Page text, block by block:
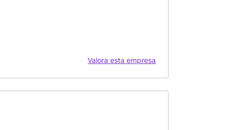
Valora esta empresa